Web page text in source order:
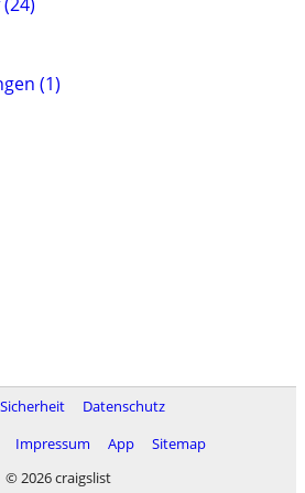
(1)
Sicherheit
Datenschutz
Impressum App
Sitemap
© 2026 craigslist